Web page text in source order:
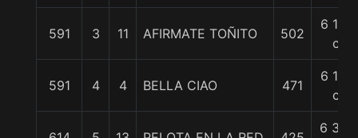
591 3 11 AFIRMATE TOÑITO 502
6 1/4
c
591 4 4 BELLA CIAO 471
6 1/4
c
6 3/4